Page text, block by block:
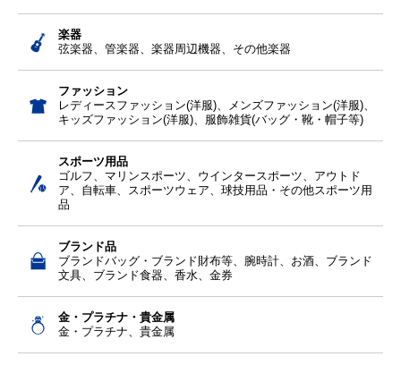
楽器
弦楽器、管楽器、楽器周辺機器、その他楽器
ファッション
レディースファッション(洋服)、メンズファッション(洋服)、
キッズファッション(洋服)、服飾雑貨(バッグ・靴・帽子等)
スポーツ用品
ゴルフ、マリンスポーツ、ウインタースポーツ、アウトド
ア、自転車、スポーツウェア、球技用品・その他スポーツ用
品
ブランド品
ブランドバッグ・ブランド財布等、腕時計、お酒、ブランド
文具、ブランド食器、香水、金券
金・プラチナ・貴金属
金・プラチナ、貴金属